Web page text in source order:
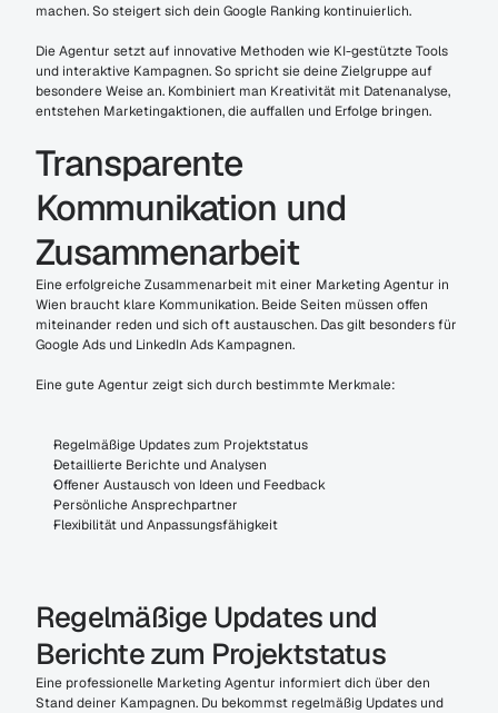
machen. So steigert sich dein Google Ranking kontinuierlich.
Die Agentur setzt auf innovative Methoden wie KI-gestützte Tools
und interaktive Kampagnen. So spricht sie deine Zielgruppe auf
besondere Weise an. Kombiniert man Kreativität mit Datenanalyse,
entstehen Marketingaktionen, die auffallen und Erfolge bringen.
Transparente
Kommunikation und
Zusammenarbeit
Eine erfolgreiche Zusammenarbeit mit einer Marketing Agentur in
Wien braucht klare Kommunikation. Beide Seiten müssen offen
miteinander reden und sich oft austauschen. Das gilt besonders für
Google Ads und LinkedIn Ads Kampagnen.
Eine gute Agentur zeigt sich durch bestimmte Merkmale:
Regelmäßige Updates zum Projektstatus
Detaillierte Berichte und Analysen
Offener Austausch von Ideen und Feedback
Persönliche Ansprechpartner
Flexibilität und Anpassungsfähigkeit
Regelmäßige Updates und
Berichte zum Projektstatus
Eine professionelle Marketing Agentur informiert dich über den
Stand deiner Kampagnen. Du bekommst regelmäßig Updates und